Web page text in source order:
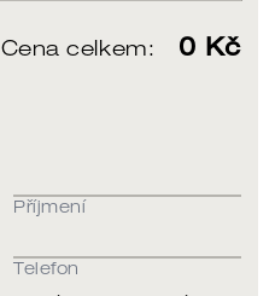
Cena celkem: 0 Kč
Příjmení
Telefon